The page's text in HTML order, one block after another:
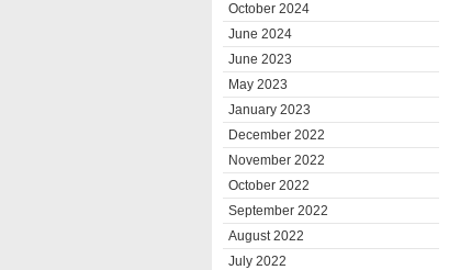
October 2024
June 2024
June 2023
May 2023
January 2023
December 2022
November 2022
October 2022
September 2022
August 2022
July 2022